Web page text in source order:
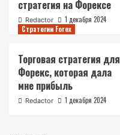
стратегия на Форексе
Redactor 1 декабря 2024
Стратегии Forex
Торговая стратегия для
Форекс, которая дала
мне прибыль
Redactor 1 декабря 2024